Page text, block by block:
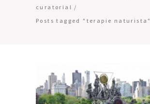
curatorial /
Posts tagged "terapie naturista"